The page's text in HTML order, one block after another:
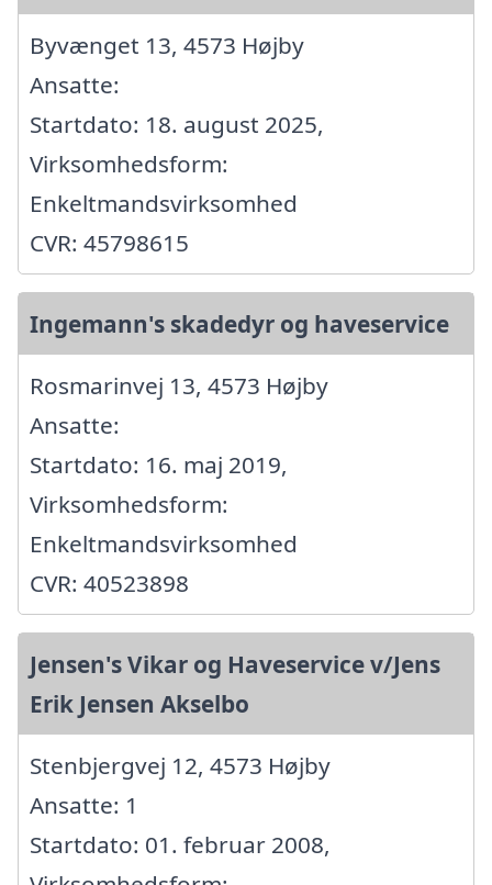
Byvænget 13, 4573 Højby
Ansatte:
Startdato: 18. august 2025,
Virksomhedsform:
Enkeltmandsvirksomhed
CVR: 45798615
Ingemann's skadedyr og haveservice
Rosmarinvej 13, 4573 Højby
Ansatte:
Startdato: 16. maj 2019,
Virksomhedsform:
Enkeltmandsvirksomhed
CVR: 40523898
Jensen's Vikar og Haveservice v/Jens
Erik Jensen Akselbo
Stenbjergvej 12, 4573 Højby
Ansatte: 1
Startdato: 01. februar 2008,